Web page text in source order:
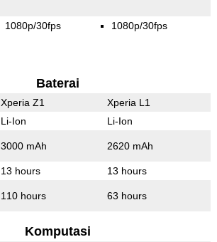
1080p/30fps 1080p/30fps
Baterai
Xperia Z1 Xperia L1
Li-Ion Li-Ion
3000 mAh 2620 mAh
13 hours 13 hours
110 hours 63 hours
Komputasi